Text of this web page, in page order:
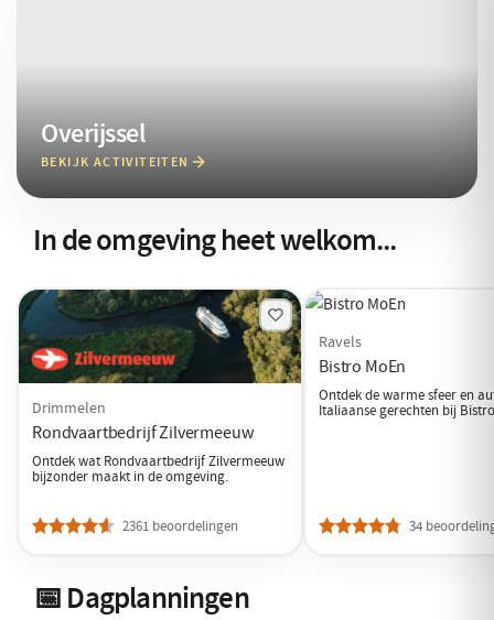
Overijssel
BEKIJK ACTIVITEITEN
In de omgeving heet welkom...
Drimmelen
Rondvaartbedrijf Zilvermeeuw
Ontdek wat Rondvaartbedrijf Zilvermeeuw
bijzonder maakt in de omgeving.
2361 beoordelingen
Ravels
Bistro MoEn
Ontdek de warme sfeer en
Italiaanse gerechten bij
34
📅 Dagplanningen